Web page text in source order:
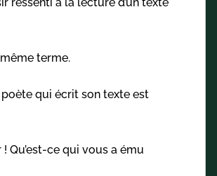
même terme.
qui écrit son texte est
Qu’est-ce qui vous a ému